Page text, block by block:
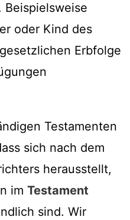
oder Kind des
Erbfolge
Testamenten
sich nach dem
herausstellt,
im Testament
sind. Wir